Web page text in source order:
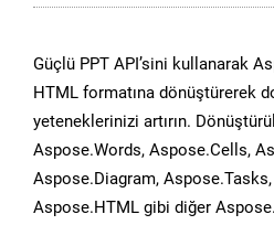
Güçlü PPT API’sini kullanarak
HTML formatına dönüştürerek
yeteneklerinizi artırın.
Aspose.Words, Aspose.Cells,
Aspose.Diagram,
Aspose.HTML gibi diğer